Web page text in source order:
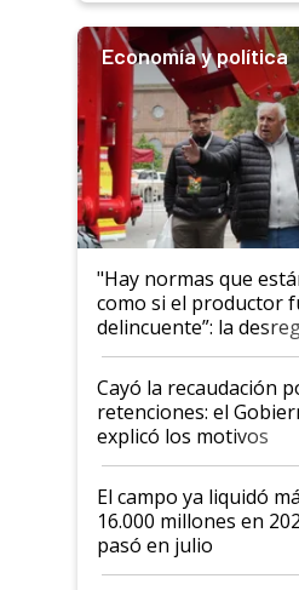
Economía y política
"Hay normas que
como si el productor
delincuente”: la
al Congreso Aapresid
habló del
Cayó la recaudación
retenciones: el
explicó los motivos
El campo ya liquidó
16.000 millones en
pasó en julio